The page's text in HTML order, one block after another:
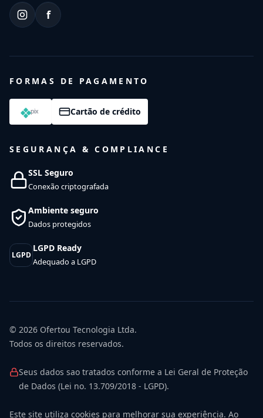
f
FORMAS DE PAGAMENTO
Cartão de crédito
SEGURANÇA & COMPLIANCE
SSL Seguro
Conexão criptografada
Ambiente seguro
Dados protegidos
LGPD
LGPD Ready
Adequado a LGPD
© 2026 Ofertou Tecnologia Ltda.
Todos os direitos reservados.
Seus dados sao tratados conforme a Lei Geral de Proteção
de Dados (Lei no. 13.709/2018 - LGPD).
Este site utiliza cookies para melhorar sua experiência. Ao